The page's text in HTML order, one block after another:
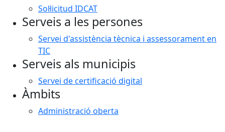
Sol·licitud IDCAT
Serveis a les persones
Servei d'assistència tècnica i assessorament en
TIC
Serveis als municipis
Servei de certificació digital
Àmbits
Administració oberta